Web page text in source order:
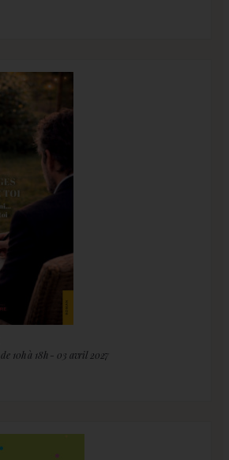
par samedi 3 avril 2026 de 10h à 18h - 03 avril 2027